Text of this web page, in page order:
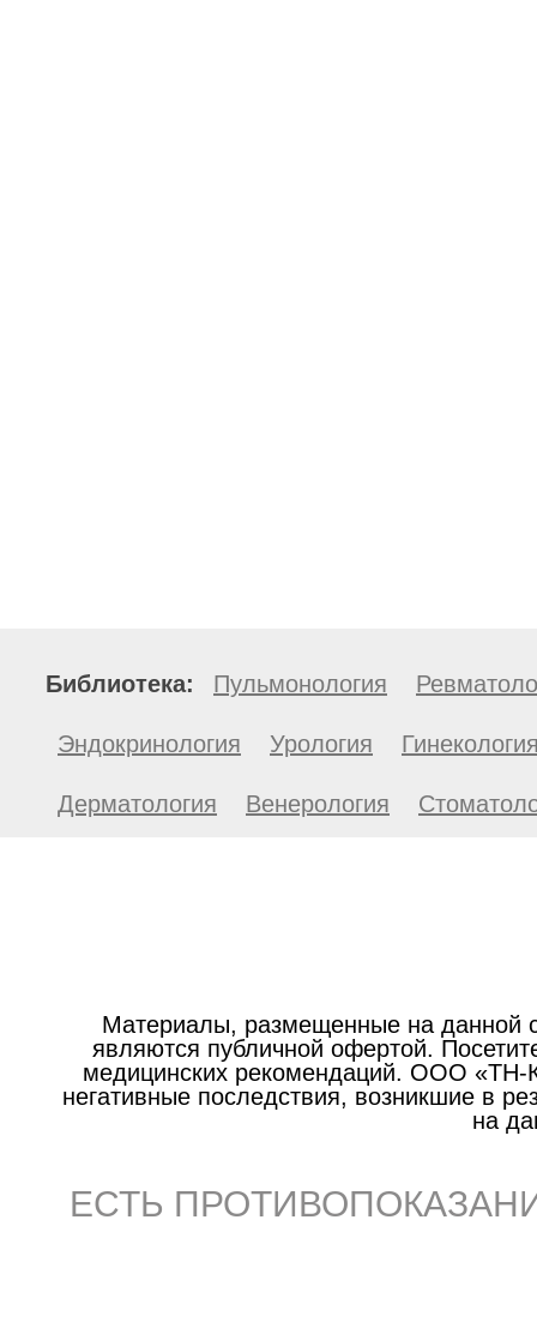
Библиотека: Пульмонология
Эндокринология Урология
Дерматология Венерология
Материалы, размещенные на данной
являются публичной офертой.
медицинских рекомендаций. ООО «ТН-
негативные последствия, возникшие в
на
ЕСТЬ